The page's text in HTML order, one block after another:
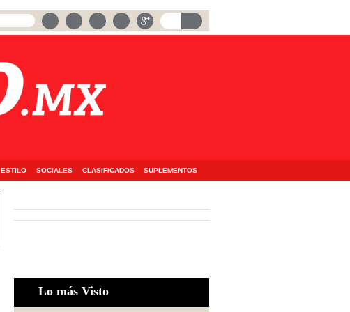
ESTILO SOCIALES CLASIFICADOS SUPLEMENTOS
Lo más Visto